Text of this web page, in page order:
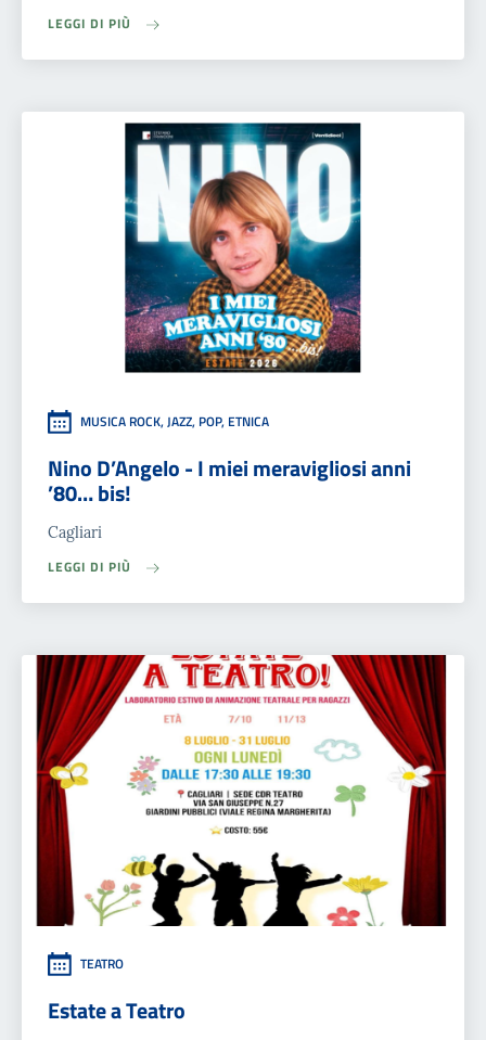
LEGGI DI PIÙ
MUSICA ROCK, JAZZ, POP, ETNICA
Nino D’Angelo - I miei meravigliosi anni
’80… bis!
Cagliari
LEGGI DI PIÙ
TEATRO
Estate a Teatro